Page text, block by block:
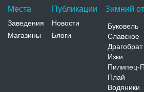
Места
Заведения
Магазины
Публикации
Новости
Блоги
Зимний
Буковель
Славское
Драгобрат
Изки
Пилипец-
Плай
Водяники